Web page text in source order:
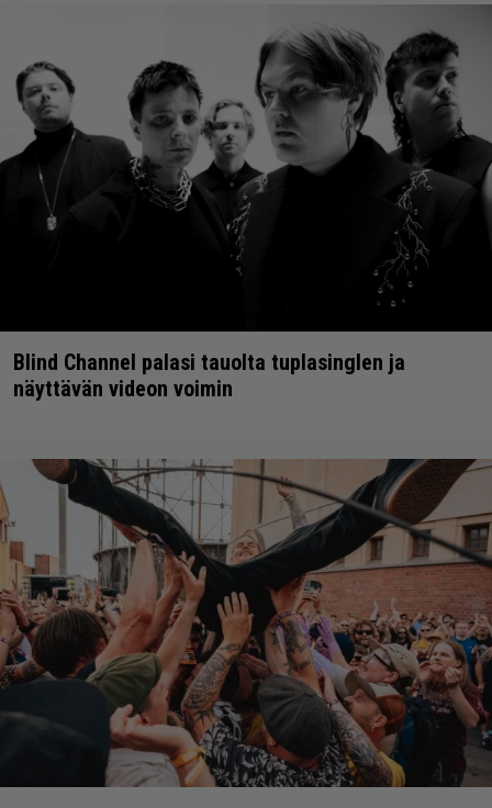
Blind Channel palasi tauolta tuplasinglen ja
näyttävän videon voimin